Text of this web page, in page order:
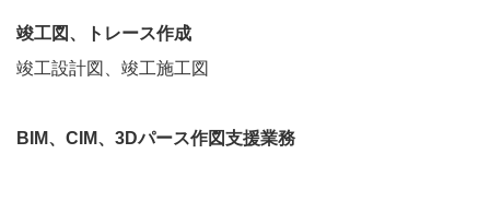
竣工図、トレース作成
竣工設計図、竣工施工図
BIM、CIM、3Dパース作図支援業務